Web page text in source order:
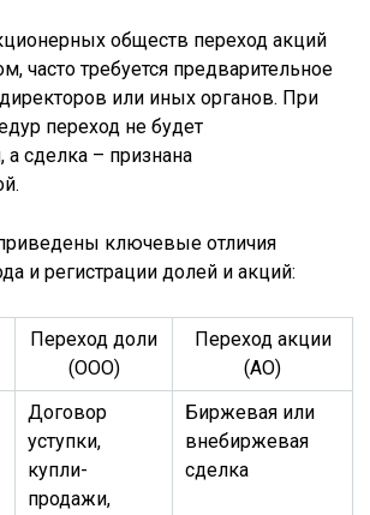
обществ переход акций
часто требуется предварительное
или иных органов. При
переход не будет
а сделка – признана
ключевые отличия
и регистрации долей и акций:
Переход доли
(ООО)
Переход акции
(АО)
Договор
уступки,
купли-
продажи,
Биржевая или
внебиржевая
сделка